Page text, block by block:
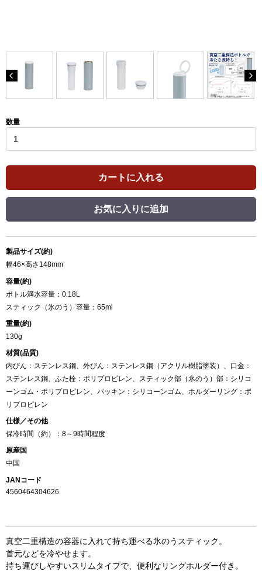
数量
カートに入れる
お気に入りに追加
製品サイズ(約)
幅46×高さ148mm
容量(約)
ボトル満水容量：0.18L
スティック（氷のう）容量：65ml
重量(約)
130g
材質(品質)
内びん：ステンレス鋼、外びん：ステンレス鋼（アクリル樹脂塗装）、口金：
ステンレス鋼、ふた栓：ポリプロピレン、スティック部（氷のう）部：シリコ
ーンゴム・ポリプロピレン、パッキン：シリコーンゴム、ホルダーリング：ポ
リプロピレン
仕様／その他
保冷時間（約）：8～9時間程度
原産国
中国
JANコード
4560464304626
真空二重構造の容器に入れて持ち運べる氷のうスティック。
首元などを冷やせます。
持ち運びしやすいスリムタイプで、便利なリングホルダー付き。